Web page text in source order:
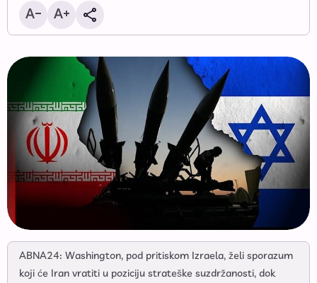
ABNA24: Washington, pod pritiskom Izraela, želi sporazum
koji će Iran vratiti u poziciju strateške suzdržanosti, dok